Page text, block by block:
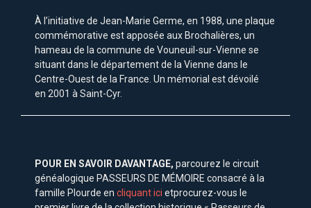
À l’initiative de Jean-Marie Germe, en 1988, une plaque
commémorative est apposée aux Brochalières, un
hameau de la commune de Vouneuil-sur-Vienne se
situant dans le département de la Vienne dans le
Centre-Ouest de la France. Un mémorial est dévoilé
en 2001 à Saint-Cyr.
POUR EN SAVOIR DAVANTAGE, parcourez le circuit
généalogique PASSEURS DE MÉMOIRE consacré à la
famille Plourde en cliquant ici etprocurez-vous le